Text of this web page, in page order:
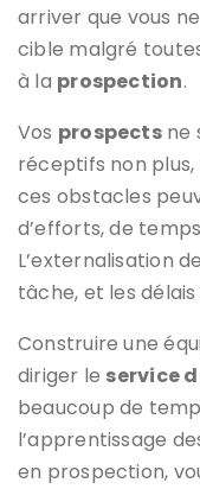
arriver que vous
cible malgré
à la prospection.
Vos prospectsne
réceptifs non plus,
ces obstacles
d’efforts, de
L’externalisation
tâche, et les
Construire une
diriger le service
beaucoup de
l’apprentissage
en prospection,